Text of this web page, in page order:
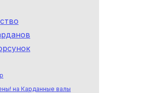
на Карданные валы